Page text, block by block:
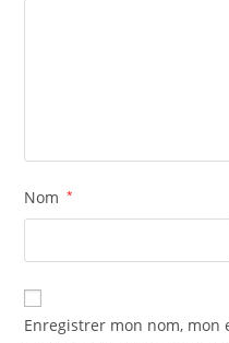
Nom *
Enregistrer mon nom, mon